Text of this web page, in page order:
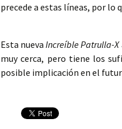
precede a estas líneas, por lo
Esta nuevaIncreíble Patrulla-X
muy cerca, pero tiene los
posible implicación en el